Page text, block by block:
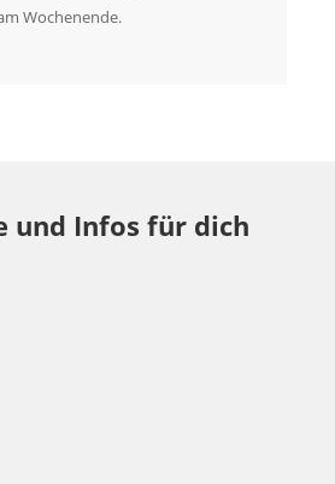
Wochenende.
und Infos für dich